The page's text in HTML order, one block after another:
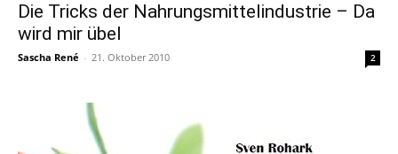
Die Tricks der Nahrungsmittelindustrie – Da
wird mir übel
Sascha René - 21. Oktober 2010 2